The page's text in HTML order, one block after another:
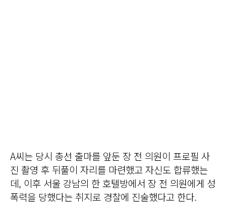
A씨는 당시 총선 출마를 앞둔 장 전 의원이 프로필 사
진 촬영 후 뒤풀이 자리를 마련했고 자신도 합류했는
데, 이후 서울 강남의 한 호텔방에서 장 전 의원에게 성
폭력을 당했다는 취지로 경찰에 진술했다고 한다.